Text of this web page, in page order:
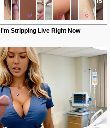
I'm Stripping Live Right Now